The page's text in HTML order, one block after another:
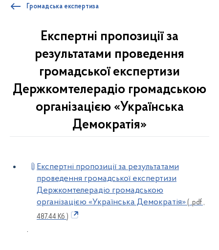
Громадська експертиза
Експертні пропозиції за
результатами проведення
громадської експертизи
Держкомтелерадіо громадською
організацією «Українська
Демократія»
Експертні пропозиції за результатами
проведення громадської експертизи
Держкомтелерадіо громадською
організацією «Українська Демократія» ( .pdf ,
487.44 Кб )
.